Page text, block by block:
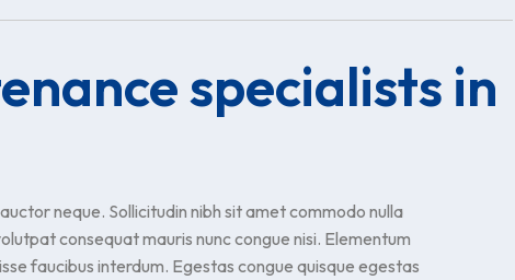
specialists in
neque. Sollicitudin nibh sit amet commodo nulla
consequat mauris nunc congue nisi. Elementum
faucibus interdum. Egestas congue quisque egestas